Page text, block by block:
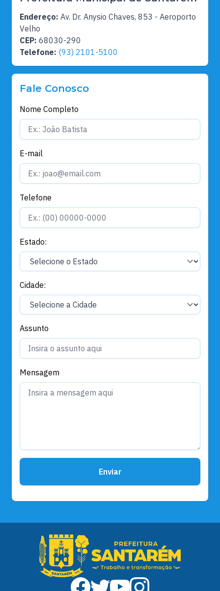
Endereço: Av. Dr. Anysio Chaves, 853 - Aeroporto
Velho
CEP: 68030-290
Telefone: (93) 2101-5100
Fale Conosco
Nome Completo
E-mail
Telefone
Estado:
Cidade:
Assunto
Mensagem
Enviar